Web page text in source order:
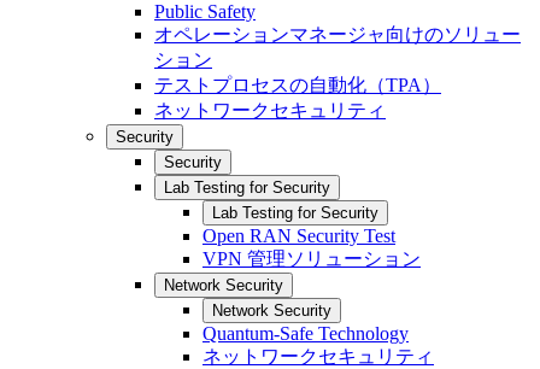
Public Safety
オペレーションマネージャ向けのソリュー
ション
テストプロセスの自動化（TPA）
ネットワークセキュリティ
Security
Security
Lab Testing for Security
Lab Testing for Security
Open RAN Security Test
VPN 管理ソリューション
Network Security
Network Security
Quantum-Safe Technology
ネットワークセキュリティ